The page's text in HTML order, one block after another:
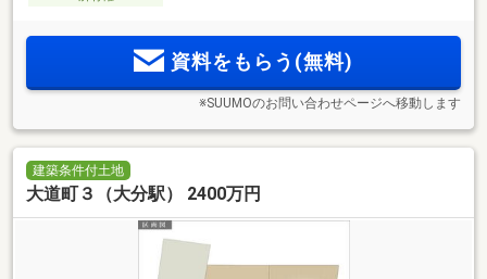
資料をもらう(無料)
※SUUMOのお問い合わせページへ移動します
建築条件付土地
大道町３（大分駅） 2400万円